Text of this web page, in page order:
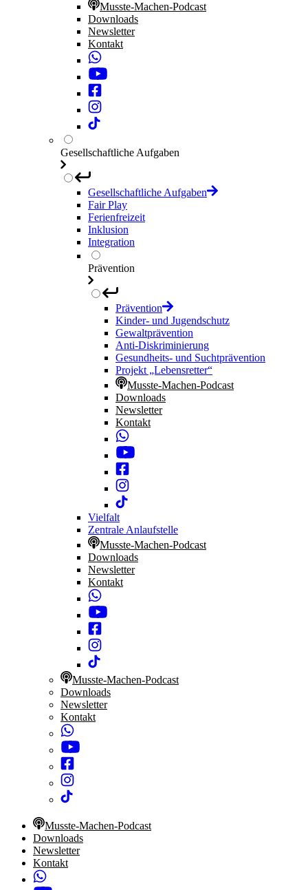
Musste-Machen-Podcast
Downloads
Newsletter
Kontakt
Gesellschaftliche Aufgaben
Gesellschaftliche Aufgaben
Fair Play
Ferienfreizeit
Inklusion
Integration
Prävention
Prävention
Kinder- und Jugendschutz
Gewaltprävention
Anti-Diskriminierung
Gesundheits- und Suchtprävention
Projekt „Lebensretter“
Musste-Machen-Podcast
Downloads
Newsletter
Kontakt
Vielfalt
Zentrale Anlaufstelle
Musste-Machen-Podcast
Downloads
Newsletter
Kontakt
Musste-Machen-Podcast
Downloads
Newsletter
Kontakt
Musste-Machen-Podcast
Downloads
Newsletter
Kontakt